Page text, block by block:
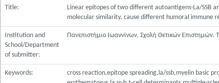
Title:
Linear epitopes of two different autoantigens-La/SSB
molecular similarity, cause different humoral immune
Institution and
School/Department
of submitter:
Πανεπιστήμιο Ιωαννίνων. Σχολή Θετικών Επιστημών.
Keywords:
cross reaction,epitope spreading,la/ssb,myelin basic